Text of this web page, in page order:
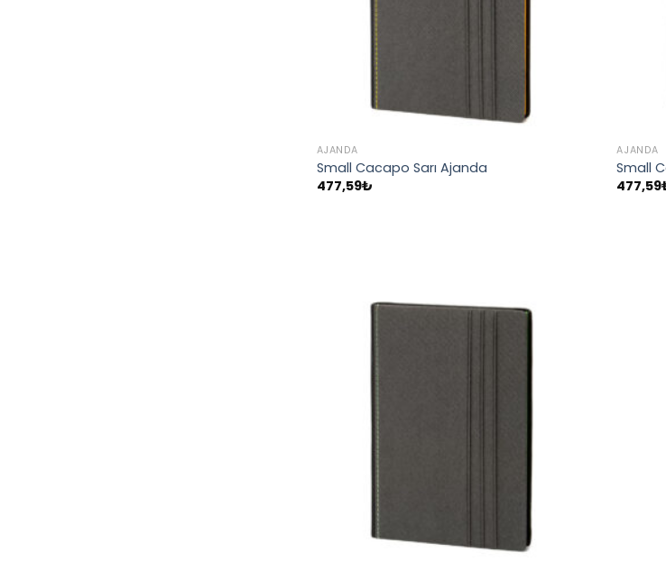
AJANDA
Small Cacapo Sarı Ajanda
477,59₺
AJANDA
Small
477,59